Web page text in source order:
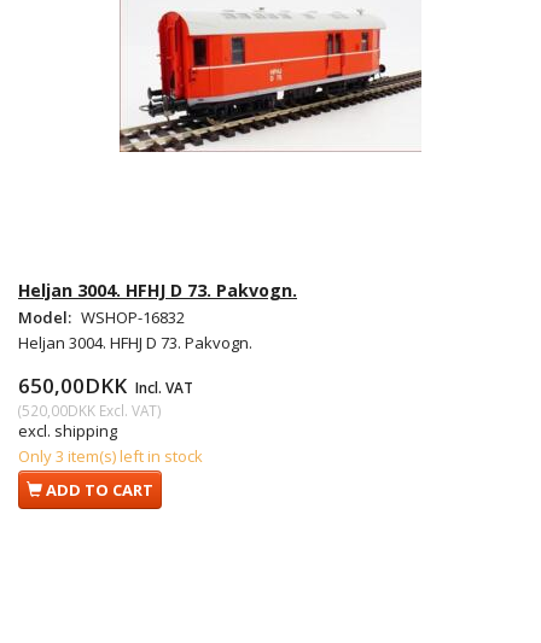
Heljan 3004. HFHJ D 73. Pakvogn.
Model: WSHOP-16832
Heljan 3004. HFHJ D 73. Pakvogn.
650,00DKK Incl. VAT
(520,00DKK Excl. VAT)
excl. shipping
Only 3 item(s) left in stock
ADD TO CART